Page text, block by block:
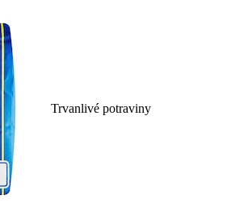
Trvanlivé potraviny